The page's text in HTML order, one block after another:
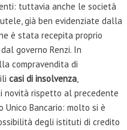
tuttavia anche le società
già ben evidenziate dalla
è stata recepita proprio
governo Renzi. In
compravendita di
casi di insolvenza,
novità rispetto al precedente
Bancario: molto si è
degli istituti di credito